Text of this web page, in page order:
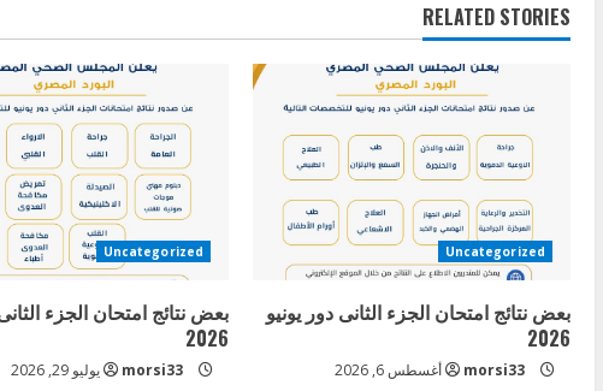
i
R
a
RELATED STORIES
Uncategorized
بعض نتائج امتحان الجزء الثانى دور يونيو
2026
morsi33 أغسطس 6, 2026
Uncategorized
بعض نتائج امتحان الجزء
2026
morsi33 يوليو 29, 2026